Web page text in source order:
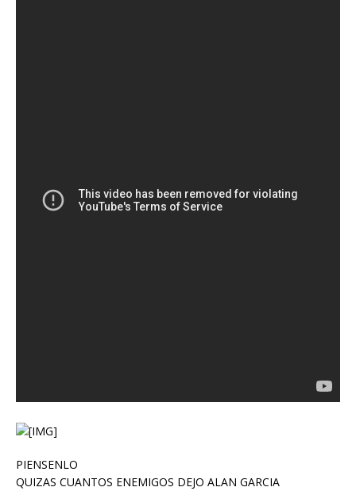
PIENSENLO
QUIZAS CUANTOS ENEMIGOS DEJO ALAN GARCIA